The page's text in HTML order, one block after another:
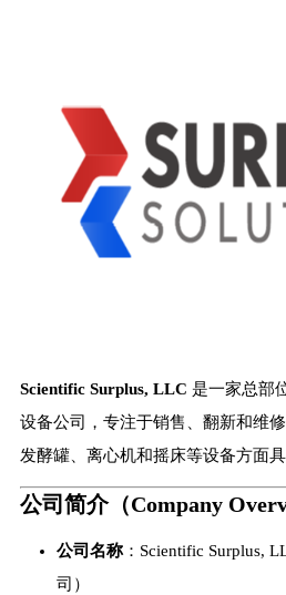
Scientific Surplus, LLC 是一家总部
设备公司，专注于销售、翻新和维
发酵罐、离心机和摇床等设备方面具
公司简介（Company
公司名称：Scientific Surplus,
司）